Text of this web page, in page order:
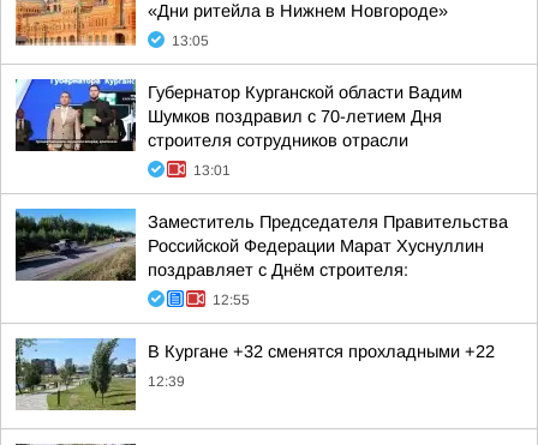
«Дни ритейла в Нижнем Новгороде»
13:05
Губернатор Курганской области Вадим
Шумков поздравил с 70-летием Дня
строителя сотрудников отрасли
13:01
Заместитель Председателя Правительства
Российской Федерации Марат Хуснуллин
поздравляет с Днём строителя:
12:55
В Кургане +32 сменятся прохладными +22
12:39